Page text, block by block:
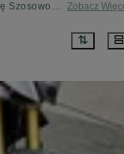
Wymarzony motor - Luboń - sprawdź kategorię Szosowo - Turystyczny Zobacz